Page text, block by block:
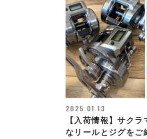
2025.01.13
【入荷情報】サク
なリールとジグをご